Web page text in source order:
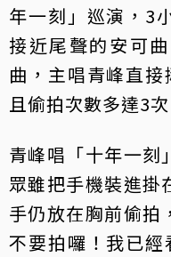
年一刻」巡演，3
接近尾聲的安可
曲，主唱青峰直接
且偷拍次數多達3次
青峰唱「十年一刻
眾雖把手機裝進掛
手仍放在胸前偷拍
不要拍囉！我已